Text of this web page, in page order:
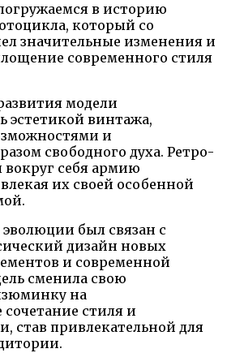
в историю
который со
значительные изменения и
современного стиля
модели
эстетикой винтажа,
и
свободного духа. Ретро-
себя армию
их своей особенной
был связан с
дизайн новых
и современной
сменила свою
на
стиля и
став привлекательной для